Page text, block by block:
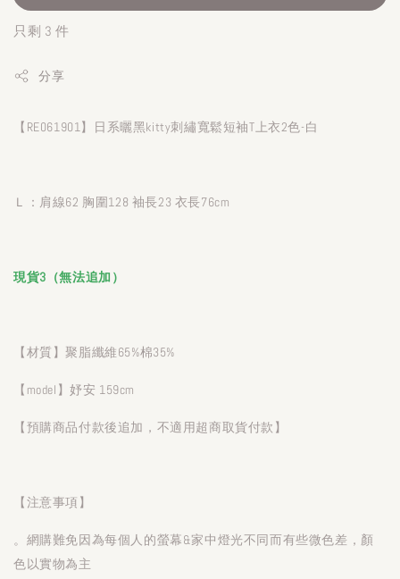
只剩 3 件
分享
【RE061901】日系曬黑kitty刺繡寬鬆短袖T上衣2色-白
Ｌ：肩線62 胸圍128 袖長23 衣長76cm
現貨3（無法追加）
【材質】聚脂纖維65%棉35%
【model】妤安 159cm
【預購商品付款後追加，不適用超商取貨付款】
【注意事項】
。網購難免因為每個人的螢幕&家中燈光不同而有些微色差，顏
色以實物為主